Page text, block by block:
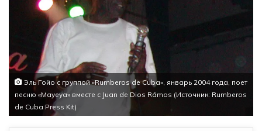
Эль Гойо с группой «Rumberos de Cuba», январь 2004 года, поет
песню «Mayeya» вместе с Juan de Dios Rámos (Источник: Rumberos
de Cuba Press Kit)